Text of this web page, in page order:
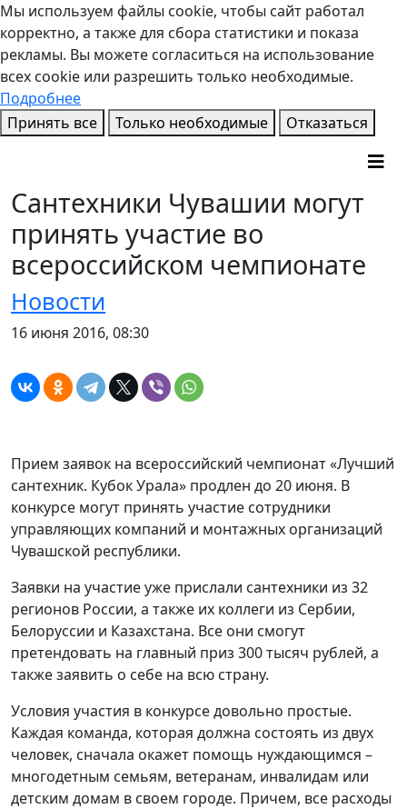
Мы используем файлы cookie, чтобы сайт работал
корректно, а также для сбора статистики и показа
рекламы. Вы можете согласиться на использование
всех cookie или разрешить только необходимые.
Подробнее
Принять все
Только необходимые Отказаться
Сантехники Чувашии могут
принять участие во
всероссийском чемпионате
Новости
16 июня 2016, 08:30
Прием заявок на всероссийский чемпионат «Лучший
сантехник. Кубок Урала» продлен до 20 июня. В
конкурсе могут принять участие сотрудники
управляющих компаний и монтажных организаций
Чувашской республики.
Заявки на участие уже прислали сантехники из 32
регионов России, а также их коллеги из Сербии,
Белоруссии и Казахстана. Все они смогут
претендовать на главный приз 300 тысяч рублей, а
также заявить о себе на всю страну.
Условия участия в конкурсе довольно простые.
Каждая команда, которая должна состоять из двух
человек, сначала окажет помощь нуждающимся –
многодетным семьям, ветеранам, инвалидам или
детским домам в своем городе. Причем, все расходы